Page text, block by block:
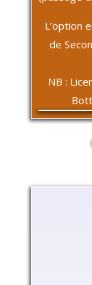
L’option
de
NB :